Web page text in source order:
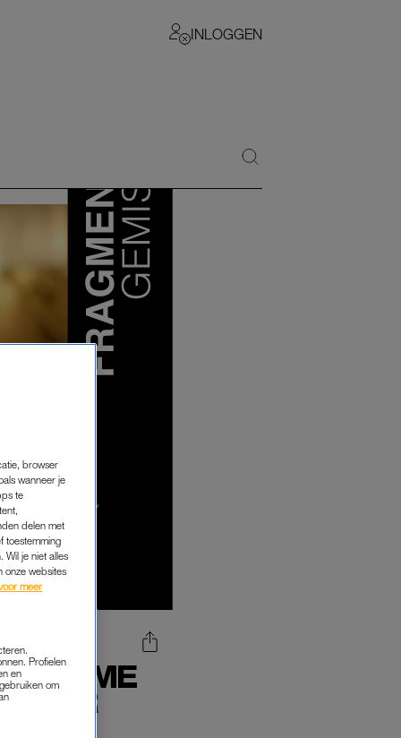
INLOGGEN
browser
wanneer je
te
delen met
toestemming
Wil je niet alles
onze websites
meer
Profielen
en
om